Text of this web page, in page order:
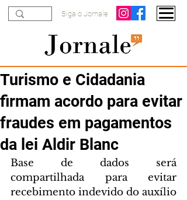
Siga o Jornale
Turismo e Cidadania
firmam acordo para evitar
fraudes em pagamentos
da lei Aldir Blanc
Base de dados será
compartilhada para evitar
recebimento indevido do auxílio